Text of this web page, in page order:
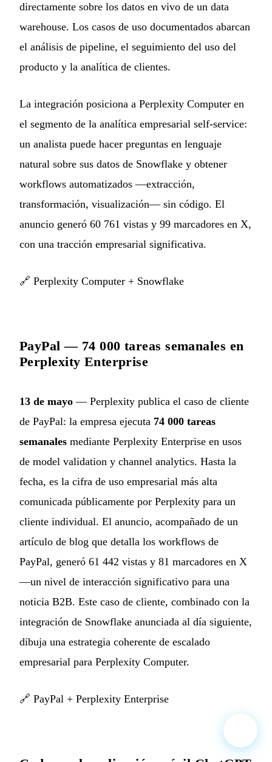
directamente sobre los datos en vivo de un data
warehouse. Los casos de uso documentados abarcan
el análisis de pipeline, el seguimiento del uso del
producto y la analítica de clientes.
La integración posiciona a Perplexity Computer en
el segmento de la analítica empresarial self-service:
un analista puede hacer preguntas en lenguaje
natural sobre sus datos de Snowflake y obtener
workflows automatizados —extracción,
transformación, visualización— sin código. El
anuncio generó 60 761 vistas y 99 marcadores en X,
con una tracción empresarial significativa.
🔗 Perplexity Computer + Snowflake
PayPal — 74 000 tareas semanales en
Perplexity Enterprise
13 de mayo — Perplexity publica el caso de cliente
de PayPal: la empresa ejecuta 74 000 tareas
semanales mediante Perplexity Enterprise en usos
de model validation y channel analytics. Hasta la
fecha, es la cifra de uso empresarial más alta
comunicada públicamente por Perplexity para un
cliente individual. El anuncio, acompañado de un
artículo de blog que detalla los workflows de
PayPal, generó 61 442 vistas y 81 marcadores en X
—un nivel de interacción significativo para una
noticia B2B. Este caso de cliente, combinado con la
integración de Snowflake anunciada al día siguiente,
dibuja una estrategia coherente de escalado
empresarial para Perplexity Computer.
🔗 PayPal + Perplexity Enterprise